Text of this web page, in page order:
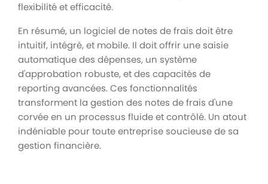
flexibilité et efficacité.
En résumé, un logiciel de notes de frais doit être
intuitif, intégré, et mobile. Il doit offrir une saisie
automatique des dépenses, un système
d'approbation robuste, et des capacités de
reporting avancées. Ces fonctionnalités
transforment la gestion des notes de frais d'une
corvée en un processus fluide et contrôlé. Un atout
indéniable pour toute entreprise soucieuse de sa
gestion financière.